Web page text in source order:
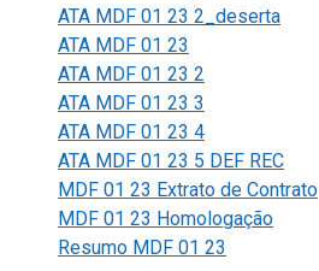
ATA MDF 01 23 2_deserta
ATA MDF 01 23
ATA MDF 01 23 2
ATA MDF 01 23 3
ATA MDF 01 23 4
ATA MDF 01 23 5 DEF REC
MDF 01 23 Extrato de Contrato
MDF 01 23 Homologação
Resumo MDF 01 23